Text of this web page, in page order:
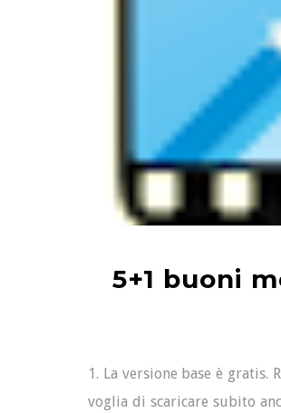
5+1 buoni
1. La versione base è gratis.
voglia di scaricare subito